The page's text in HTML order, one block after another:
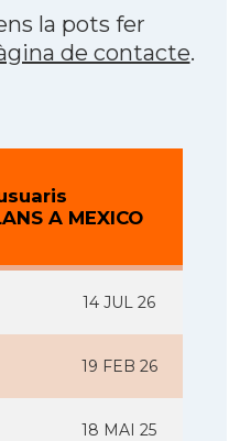
la pots fer
de contacte.
A MEXICO
14 JUL 26
19 FEB 26
18 MAI 25